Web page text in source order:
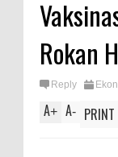
Rokan
Reply
A+ A- PRINT